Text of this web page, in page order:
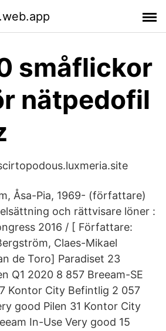
småflickor
nätpedofil
Åsa-Pia, 1969- (författare)
och rättvisare löner :
2016 / [ Författare:
Claes-Mikael
de Toro] Paradiset 23
Q1 2020 8 857 Breeam-SE
Kontor City Befintlig 2 057
good Pilen 31 Kontor City
In-Use Very good 15